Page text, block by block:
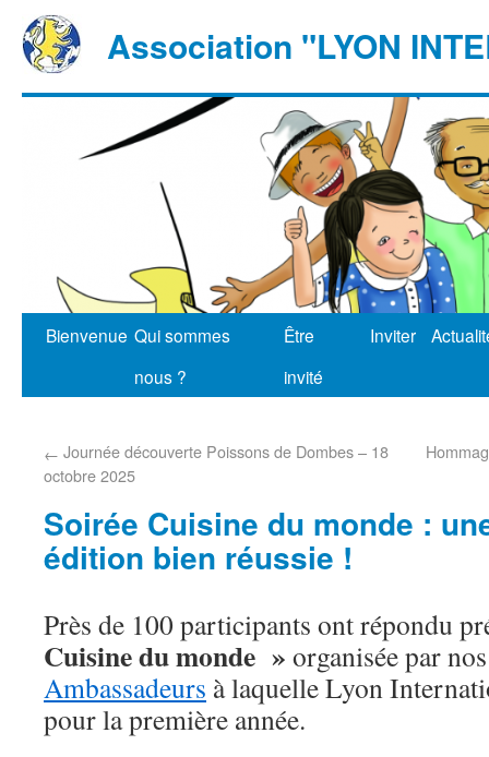
Association "LYON
Bienvenue Qui sommes
nous ?
Être
invité
Inviter
← Journée découverte Poissons de Dombes – 18
octobre 2025
Soirée Cuisine du monde :
édition bien réussie !
Près de 100 participants ont répondu
Cuisine du monde » organisée par
Ambassadeurs à laquelle Lyon
pour la première année.